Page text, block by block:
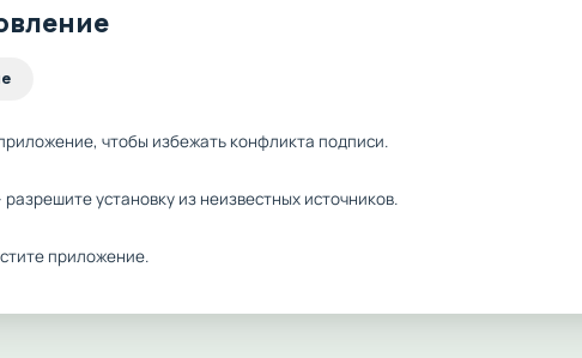
чтобы избежать конфликта подписи.
установку из неизвестных источников.
приложение.